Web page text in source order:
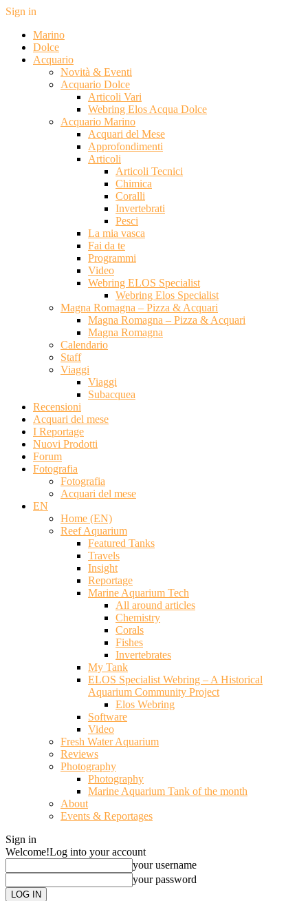
Sign in
Marino
Dolce
Acquario
Novità & Eventi
Acquario Dolce
Articoli Vari
Webring Elos Acqua Dolce
Acquario Marino
Acquari del Mese
Approfondimenti
Articoli
Articoli Tecnici
Chimica
Coralli
Invertebrati
Pesci
La mia vasca
Fai da te
Programmi
Video
Webring ELOS Specialist
Webring Elos Specialist
Magna Romagna – Pizza & Acquari
Magna Romagna – Pizza & Acquari
Magna Romagna
Calendario
Staff
Viaggi
Viaggi
Subacquea
Recensioni
Acquari del mese
I Reportage
Nuovi Prodotti
Forum
Fotografia
Fotografia
Acquari del mese
EN
Home (EN)
Reef Aquarium
Featured Tanks
Travels
Insight
Reportage
Marine Aquarium Tech
All around articles
Chemistry
Corals
Fishes
Invertebrates
My Tank
ELOS Specialist Webring – A Historical
Aquarium Community Project
Elos Webring
Software
Video
Fresh Water Aquarium
Reviews
Photography
Photography
Marine Aquarium Tank of the month
About
Events & Reportages
Sign in
Welcome!Log into your account
your username
your password